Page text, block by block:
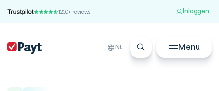
1200+ reviews Inloggen
NL Menu